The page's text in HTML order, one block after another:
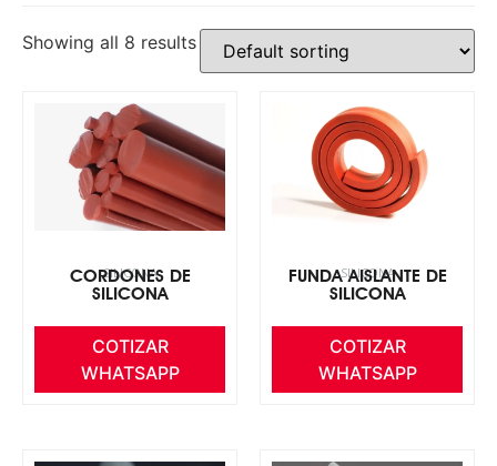
Showing all 8 results
SILICONA
CORDONES DE
SILICONA
COTIZAR
WHATSAPP
SILICONA
FUNDA AISLANTE DE
SILICONA
COTIZAR
WHATSAPP